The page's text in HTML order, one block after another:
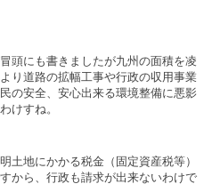
頭にも書きましたが九州の面積を凌
り道路の拡幅工事や行政の収用事業
の安全、安心出来る環境整備に悪影
けすね。
土地にかかる税金（固定資産税等）
から、行政も請求が出来ないわけで